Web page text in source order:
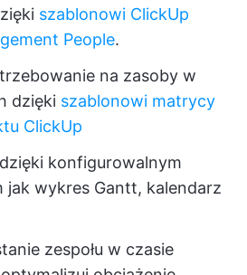
szablonowi ClickUp
People.
na zasoby w
dzięki szablonowi matrycy
ClickUp
konfigurowalnym
jak wykres Gantt, kalendarz
zespołu w czasie